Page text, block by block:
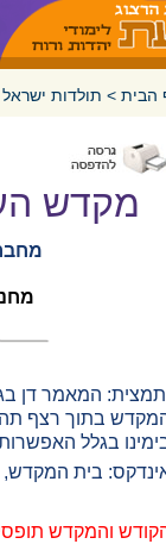
הבית > תולדות ישראל
מקדש
תמצית: המאמר דן
בתוך רצף
בגלל
בית המקדש,
והמקדש